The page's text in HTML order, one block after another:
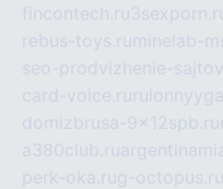
fincontech.ru
rebus-toys.ru minelab-
seo-prodvizhenie-
card-voice.ru
domizbrusa-9x12spb.ru
a380club.ru
perk-oka.rug-octopus.ru